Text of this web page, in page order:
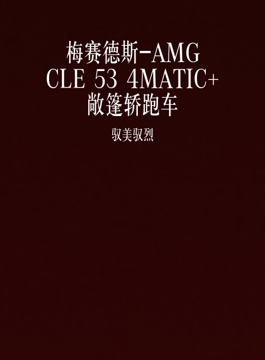
梅赛德斯-AMG
CLE 53 4MATIC+
敞篷轿跑车
驭美驭烈